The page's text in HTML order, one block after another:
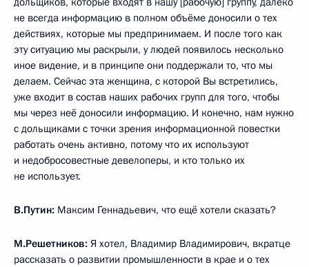
не всегда информацию в полном объёме доносили о тех
действиях, которые мы предпринимаем. И после того как
эту ситуацию мы раскрыли, у людей появилось несколько
иное видение, и в принципе они поддержали то, что мы
делаем. Сейчас эта женщина, с которой Вы встретились,
уже входит в состав наших рабочих групп для того, чтобы
мы через неё доносили информацию. И конечно, нам нужно
с дольщиками с точки зрения информационной повестки
работать очень активно, потому что их используют
и недобросовестные девелоперы, и кто только их
не использует.
В.Путин: Максим Геннадьевич, что ещё хотели сказать?
М.Решетников: Я хотел, Владимир Владимирович, вкратце
рассказать о развитии промышленности в крае и о тех